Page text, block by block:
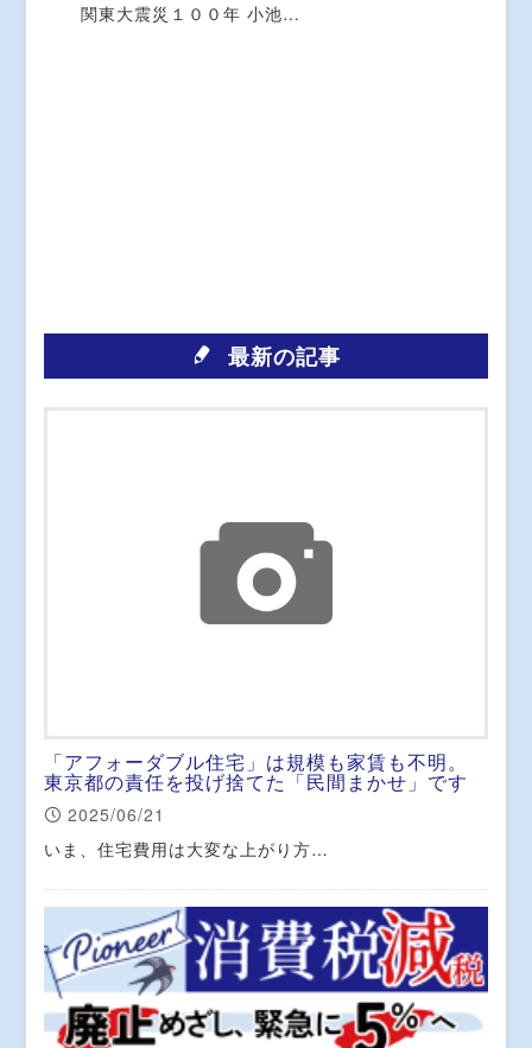
関東大震災１００年 小池…
最新の記事
「アフォーダブル住宅」は規模も家賃も不明。
東京都の責任を投げ捨てた「民間まかせ」です
2025/06/21
いま、住宅費用は大変な上がり方…